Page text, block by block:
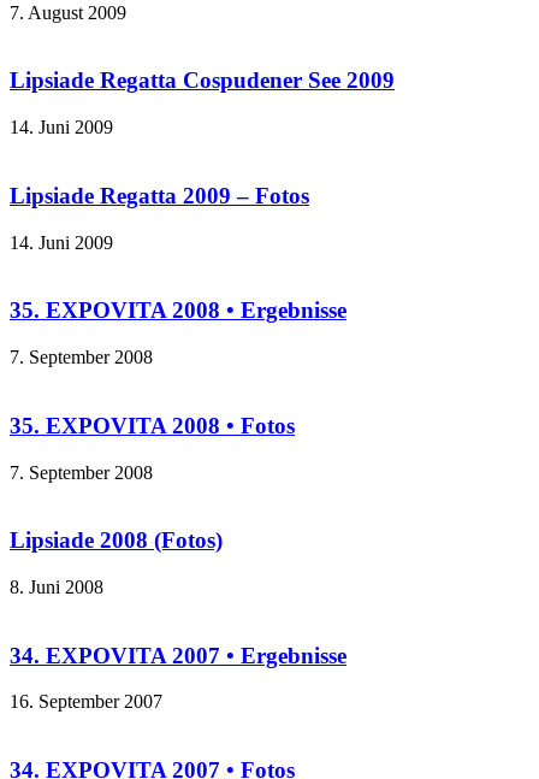
7. August 2009
Lipsiade Regatta Cospudener See 2009
14. Juni 2009
Lipsiade Regatta 2009 – Fotos
14. Juni 2009
35. EXPOVITA 2008 • Ergebnisse
7. September 2008
35. EXPOVITA 2008 • Fotos
7. September 2008
Lipsiade 2008 (Fotos)
8. Juni 2008
34. EXPOVITA 2007 • Ergebnisse
16. September 2007
34. EXPOVITA 2007 • Fotos